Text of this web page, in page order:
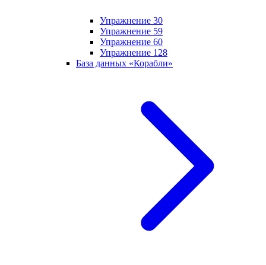
Упражнение 30
Упражнение 59
Упражнение 60
Упражнение 128
База данных «Корабли»